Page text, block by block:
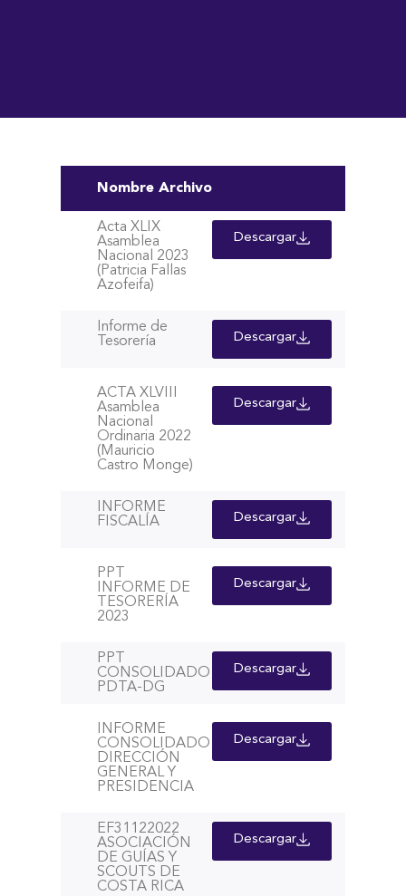
Nombre Archivo
Acta XLIX
Asamblea
Nacional 2023
(Patricia Fallas
Azofeifa)
Descargar
Informe de
Tesorería
Descargar
ACTA XLVIII
Asamblea
Nacional
Ordinaria 2022
(Mauricio
Castro Monge)
Descargar
INFORME
FISCALÍA
Descargar
PPT
INFORME DE
TESORERÍA
2023
Descargar
PPT
CONSOLIDADO
PDTA-DG
Descargar
INFORME
CONSOLIDADO
DIRECCIÓN
GENERAL Y
PRESIDENCIA
Descargar
EF31122022
ASOCIACIÓN
DE GUÍAS Y
SCOUTS DE
COSTA RICA
Descargar